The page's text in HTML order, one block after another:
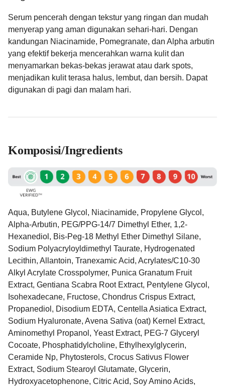
Serum pencerah dengan tekstur yang ringan dan mudah
menyerap yang aman digunakan sehari-hari. Dengan
kandungan Niacinamide, Pomegranate, dan Alpha arbutin
yang efektif bekerja mencerahkan warna kulit dan
menyamarkan bekas-bekas jerawat atau dark spots,
menjadikan kulit terasa halus, lembut, dan bersih. Dapat
digunakan di pagi dan malam hari.
Komposisi/Ingredients
Aqua, Butylene Glycol, Niacinamide, Propylene Glycol,
Alpha-Arbutin, PEG/PPG-14/7 Dimethyl Ether, 1,2-
Hexanediol, Bis-Peg-18 Methyl Ether Dimethyl Silane,
Sodium Polyacryloyldimethyl Taurate, Hydrogenated
Lecithin, Allantoin, Tranexamic Acid, Acrylates/C10-30
Alkyl Acrylate Crosspolymer, Punica Granatum Fruit
Extract, Gentiana Scabra Root Extract, Pentylene Glycol,
Isohexadecane, Fructose, Chondrus Crispus Extract,
Propanediol, Disodium EDTA, Centella Asiatica Extract,
Sodium Hyaluronate, Avena Sativa (oat) Kernel Extract,
Aminomethyl Propanol, Yeast Extract, PEG-7 Glyceryl
Cocoate, Phosphatidylcholine, Ethylhexylglycerin,
Ceramide Np, Phytosterols, Crocus Sativus Flower
Extract, Sodium Stearoyl Glutamate, Glycerin,
Hydroxyacetophenone, Citric Acid, Soy Amino Acids,